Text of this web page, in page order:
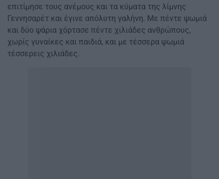
επιτίμησε τους ανέμους και τα κύματα της λίμνης
Γεννησαρέτ και έγινε απόλυτη γαλήνη. Με πέντε ψωμιά
και δύο ψάρια χόρτασε πέντε χιλιάδες ανθρώπους,
χωρίς γυναίκες και παιδιά, και με τέσσερα ψωμιά
τέσσερεις χιλιάδες.